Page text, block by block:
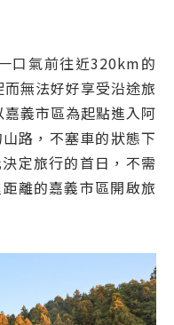
口氣前往近320km的
無法好好享受沿途旅
義市區為起點進入阿
路，不塞車的狀態下
定旅行的首日，不需
離的嘉義市區開啟旅